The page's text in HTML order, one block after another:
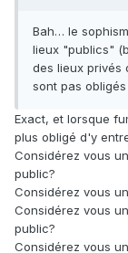
Bah… le
lieux "publics"
des lieux privés
sont pas
Exact, et lorsque
plus obligé d'y
Considérez vous
public?
Considérez vous
Considérez vous
public?
Considérez vous